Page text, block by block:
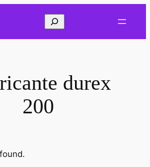
Buscar
durex
200